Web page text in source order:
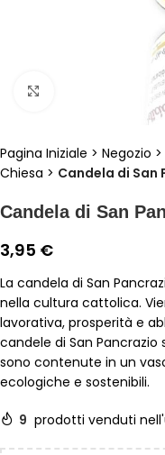
Clicca per
Pagina Iniziale > Negozio >
Chiesa > Candela di San
Candela di San
3,95 €
La candela di San
nella cultura cattolica.
lavorativa, prosperità e
candele di San
sono contenute in un
ecologiche e sostenibili.
9 prodotti venduti